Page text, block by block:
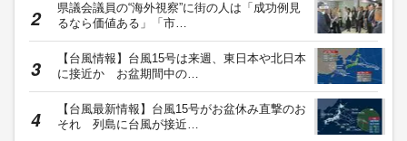
県議会議員の“海外視察”に街の人は「成功例見
るなら価値ある」「市…
【台風情報】台風15号は来週、東日本や北日本
に接近か お盆期間中の…
【台風最新情報】台風15号がお盆休み直撃のお
それ 列島に台風が接近…